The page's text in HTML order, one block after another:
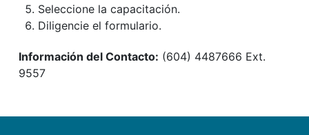
Seleccione la capacitación.
Diligencie el formulario.
Información del Contacto: (604) 4487666 Ext.
9557